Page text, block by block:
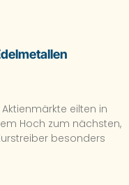
eilten in
Hoch zum nächsten,
besonders